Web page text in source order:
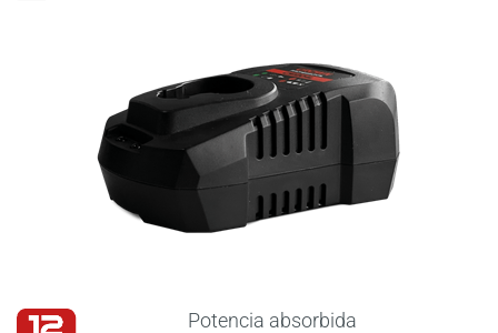
Potencia absorbida